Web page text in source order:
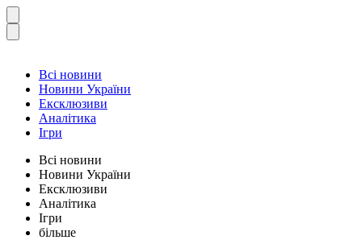
Всі новини
Новини України
Ексклюзиви
Аналітика
Ігри
Всі новини
Новини України
Ексклюзиви
Аналітика
Ігри
більше